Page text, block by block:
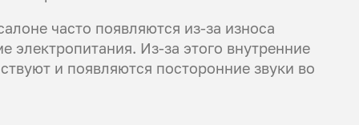
часто появляются из-за износа
электропитания. Из-за этого внутренние
и появляются посторонние звуки во